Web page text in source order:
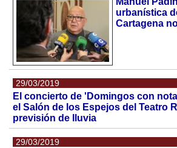
urbanística
Cartagena
29/03/2019
El concierto de 'Domingos con
el Salón de los Espejos del Teatro
previsión de lluvia
29/03/2019